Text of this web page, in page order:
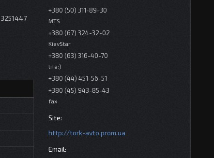
+380 (50) 311-89-30
MTS
+380 (67) 324-32-02
KievStar
+380 (63) 316-40-70
life:)
+380 (44) 451-56-51
+380 (45) 943-85-43
fax
http://tork-avto.prom.ua